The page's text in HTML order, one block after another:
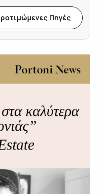
Πηγές